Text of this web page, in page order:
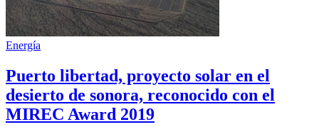
Energía
Puerto libertad, proyecto solar en el
desierto de sonora, reconocido con el
MIREC Award 2019